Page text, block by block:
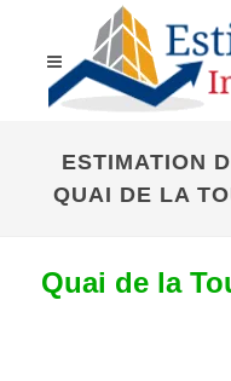
ESTIMATION
QUAI DE LA
Quai de la